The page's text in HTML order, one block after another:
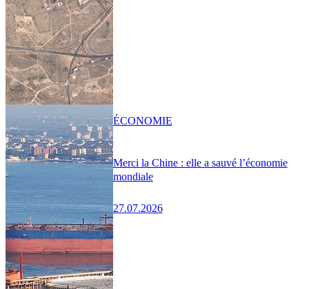
Merci la Chine : elle a sauvé l’économie
mondiale
27.07.2026
ÉCONOMIE